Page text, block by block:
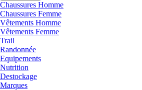
Chaussures Homme
Chaussures Femme
Vêtements Homme
Vêtements Femme
Trail
Randonnée
Equipements
Nutrition
Destockage
Marques